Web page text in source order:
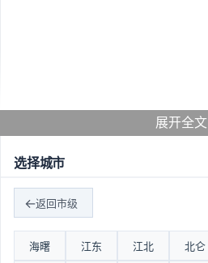
展开全文
选择城市
返回市级
海曙 江东 江北 北仑